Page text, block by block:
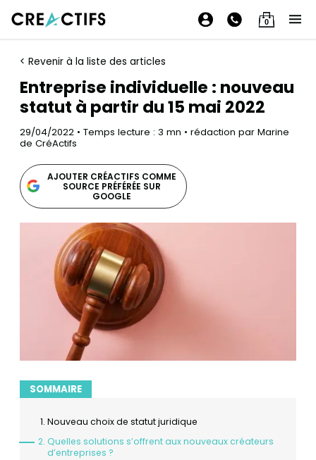
0
< Revenir à la liste des articles
Entreprise individuelle : nouveau
statut à partir du 15 mai 2022
29/04/2022 • Temps lecture : 3 mn • rédaction par Marine
de CréActifs
AJOUTER CRÉACTIFS COMME
SOURCE PRÉFÉRÉE SUR
GOOGLE
SOMMAIRE
Nouveau choix de statut juridique
Quelles solutions s’offrent aux nouveaux créateurs
d’entreprises ?